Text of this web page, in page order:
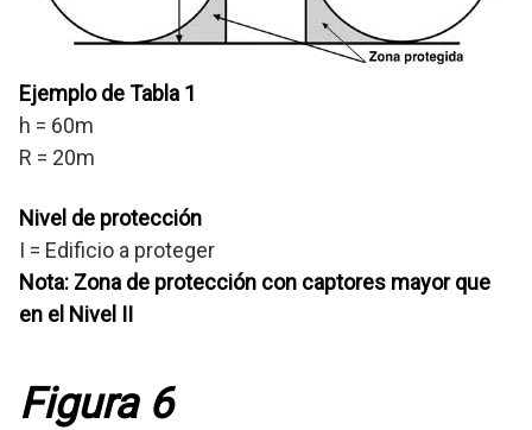
Ejemplo de Tabla 1
h = 60m
R = 20m
Nivel de protección
I = Edificio a proteger
Nota: Zona de protección con captores mayor que
en el Nivel II
Figura 6